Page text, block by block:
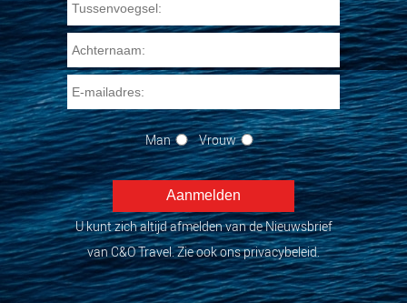
Man Vrouw
U kunt zich altijd afmelden van de Nieuwsbrief
van C&O Travel. Zie ook ons privacybeleid.